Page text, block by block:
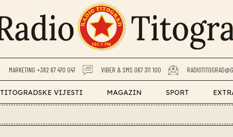
MARKETING +382 67 470 047 VIBER & SMS 067 311 100
TITOGRADSKE VIJESTI MAGAZIN SPORT